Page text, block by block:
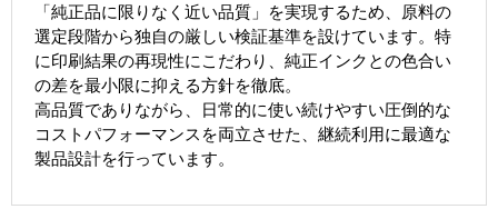
「純正品に限りなく近い品質」を実現するため、原料の
選定段階から独自の厳しい検証基準を設けています。特
に印刷結果の再現性にこだわり、純正インクとの色合い
の差を最小限に抑える方針を徹底。
高品質でありながら、日常的に使い続けやすい圧倒的な
コストパフォーマンスを両立させた、継続利用に最適な
製品設計を行っています。